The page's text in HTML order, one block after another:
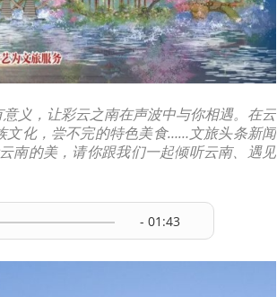
义，让彩云之南在声波中与你相遇。在云
文化，尝不完的特色美食……文旅头条新闻
南的美，请你跟我们一起倾听云南、遇见
- 01:43